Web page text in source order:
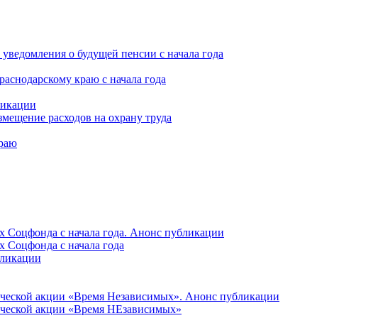
о будущей пенсии с начала года
краю с начала года
расходов на охрану труда
Соцфонда с начала года. Анонс публикации
Соцфонда с начала года
акции «Время Независимых». Анонс публикации
акции «Время НЕзависимых»